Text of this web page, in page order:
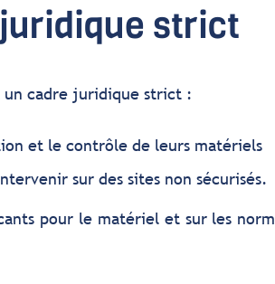
strict
un cadre juridique strict :
et le contrôle de leurs matériels
sur des sites non sécurisés.
pour le matériel et sur les